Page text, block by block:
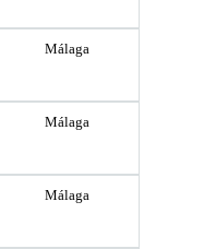
Málaga
Málaga
Málaga